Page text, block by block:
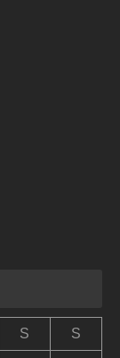
S S